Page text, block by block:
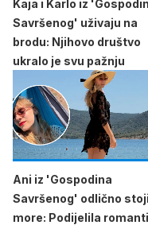
Kaja i Karlo iz
Savršenog' uživaju na
brodu: Njihovo društvo
ukralo je svu pažnju
Ani iz 'Gospodina
Savršenog' odlično stoji
more: Podijelila